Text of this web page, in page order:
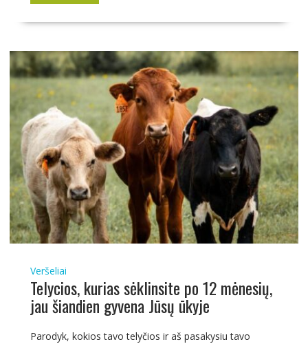
Veršeliai
Telycios, kurias sėklinsite po 12 mėnesių,
jau šiandien gyvena Jūsų ūkyje
Parodyk, kokios tavo telyčios ir aš pasakysiu tavo